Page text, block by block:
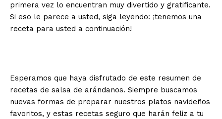
primera vez lo encuentran muy divertido y gratificante.
Si eso le parece a usted, siga leyendo: ¡tenemos una
receta para usted a continuación!
Esperamos que haya disfrutado de este resumen de
recetas de salsa de arándanos. Siempre buscamos
nuevas formas de preparar nuestros platos navideños
favoritos, y estas recetas seguro que harán feliz a tu